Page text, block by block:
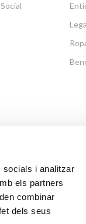
socials i analitzar
els partners
combinar
dels seus